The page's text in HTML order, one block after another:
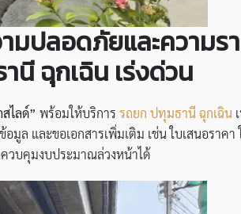
ปลอดภัยและความร
นี ฉุกเฉิน เร่งด่วน
ไลด์” พร้อมให้บริการ รถยก ปทุมธานี ฉุกเฉิน
ล และขอเอกสารเพิ่มเติม เช่น ใบเสนอราค
วบคุมงบประมาณล่วงหน้าได้